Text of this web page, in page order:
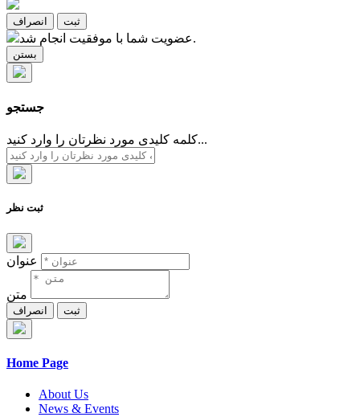
انصراف ثبت
عضویت شما با موفقیت انجام شد.
بستن
جستجو
کلمه کلیدی مورد نظرتان را وارد کنید...
ثبت نظر
عنوان
متن
انصراف ثبت
Home Page
About Us
News & Events